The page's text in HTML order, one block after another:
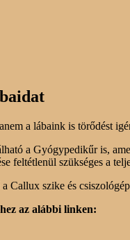
a lábaink is törődést
a Gyógypedikűr is,
feltétlenül szükséges a
Callux szike és
az alábbi linken: